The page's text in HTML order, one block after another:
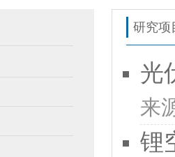
研究项
光
来
锂